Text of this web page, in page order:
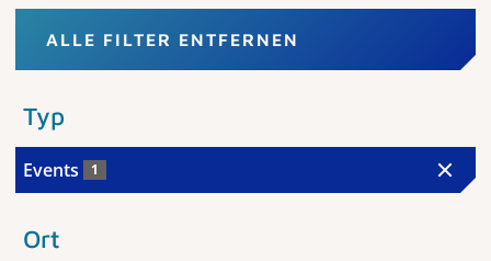
ALLE FILTER ENTFERNEN
Typ
Events 1
Ort